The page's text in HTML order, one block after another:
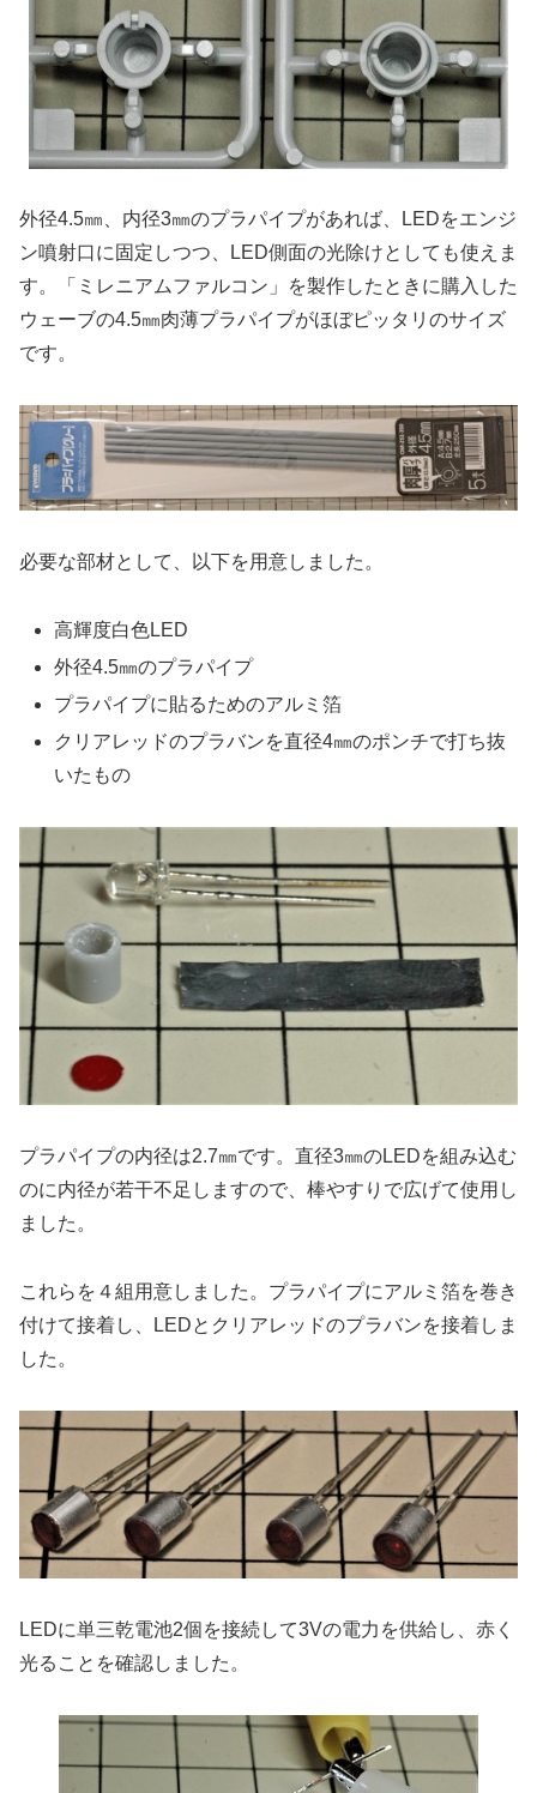
外径4.5㎜、内径3㎜のプラパイプがあれば、LEDをエンジ
ン噴射口に固定しつつ、LED側面の光除けとしても使えま
す。「ミレニアムファルコン」を製作したときに購入した
ウェーブの4.5㎜肉薄プラパイプがほぼピッタリのサイズ
です。
必要な部材として、以下を用意しました。
高輝度白色LED
外径4.5㎜のプラパイプ
プラパイプに貼るためのアルミ箔
クリアレッドのプラバンを直径4㎜のポンチで打ち抜
いたもの
プラパイプの内径は2.7㎜です。直径3㎜のLEDを組み込む
のに内径が若干不足しますので、棒やすりで広げて使用し
ました。
これらを４組用意しました。プラパイプにアルミ箔を巻き
付けて接着し、LEDとクリアレッドのプラバンを接着しま
した。
LEDに単三乾電池2個を接続して3Vの電力を供給し、赤く
光ることを確認しました。